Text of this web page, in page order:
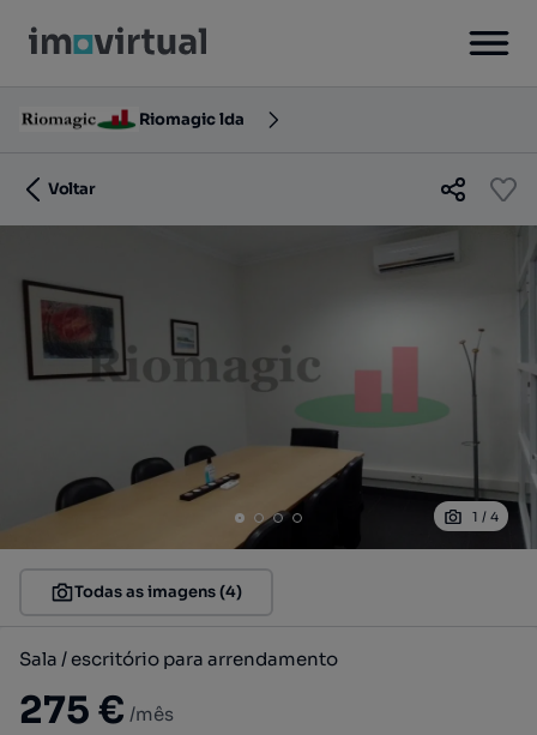
Riomagic lda
Voltar
1 / 4
Todas as imagens (4)
Sala / escritório para arrendamento
275 € /mês